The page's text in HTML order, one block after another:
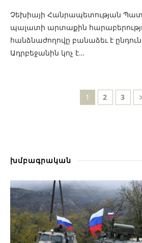
Չեխիայի Հանրապետության
պալատի արտաքին
հանձնաժողովը բանաձեւ է
Ադրբեջանին կոչ է…
1 2 3
խմբագրական